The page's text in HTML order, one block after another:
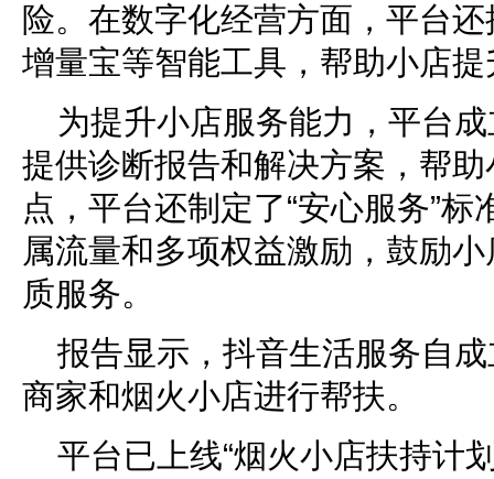
险。在数字化经营方面，平台
增量宝等智能工具，帮助小店
为提升小店服务能力，平台
提供诊断报告和解决方案，帮
点，平台还制定了“安心服务”
属流量和多项权益激励，鼓励
质服务。
报告显示，抖音生活服务自
商家和烟火小店进行帮扶。
平台已上线“烟火小店扶持计